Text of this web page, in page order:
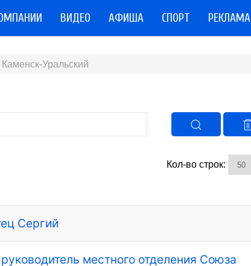
ВИДЕО АФИША СПОРТ РЕКЛАМА
Уральский
Кол-во строк:
Сергий
местного отделения Союза